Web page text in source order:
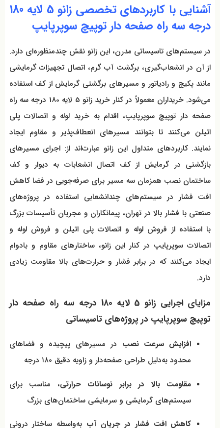
آشنایی با کاربردهای تخصصی زانو 5 لایه 180
درجه سه راه صفحه دار توپیچ سوپرپایپ
در سیستم‌های تاسیساتی مدرن، این زانو نقش چندمنظوره‌ای دارد.
از آن در انشعاب‌گیری، برگشت آب گرم، اتصال تجهیزات گرمایشی
مانند پکیج و رادیاتور و مسیرهای برگشتی گرمایش از کف استفاده
می‌شود. خریداران معمولاً در کنار خرید زانو 5 لایه 180 درجه سه راه
صفحه دار توپیچ سوپرپایپ، اقدام به خرید لوله و اتصالات پلی
اتیلن می‌کنند تا بتوانند مسیرهای انعطاف‌پذیر و مقاوم ایجاد
نمایند. کاربردهای متداول این زانو عبارت‌اند از: اجرای مسیرهای
بازگشتی در گرمایش از کف اتصال انشعابات به دیوار و کف
ساختمان نصب همزمان سه مسیر برای صرفه‌جویی در فضا کاهش
افت فشار در سیستم‌های چندانشعابی استفاده در پروژه‌های
صنعتی با فشار بالا در تهران، پیمانکاران و مجریان تأسیسات بزرگ
با استفاده از فروش لوله و اتصالات پلی اتیلن و فروش لوله و
اتصالات سوپرپایپ در کنار این زانو، ساختارهای مقاوم و بادوام
ایجاد می‌کنند که در برابر فشار و حرارت‌های بالا مقاومت زیادی
دارد.
مزایای اجرایی زانو 5 لایه 180 درجه سه راه صفحه دار
توپیچ سوپرپایپ در پروژه‌های تاسیساتی
افزایش سرعت نصب در مسیرهای پیچیده و فضاهای
محدود به‌دلیل طراحی صفحه‌دار و زاویه دقیق ۱۸۰ درجه
مقاومت بالا در برابر نوسانات حرارتی، مناسب برای
سیستم‌های گرمایشی و سرمایشی ساختمان‌های بزرگ
کاهش افت فشار در جریان آب به‌واسطه ساختار درونی